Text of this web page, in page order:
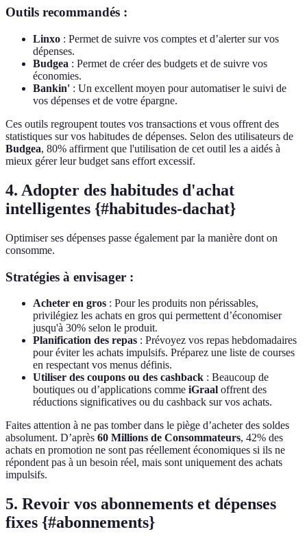
Outils recommandés :
Linxo : Permet de suivre vos comptes et d’alerter sur vos
dépenses.
Budgea : Permet de créer des budgets et de suivre vos
économies.
Bankin' : Un excellent moyen pour automatiser le suivi de
vos dépenses et de votre épargne.
Ces outils regroupent toutes vos transactions et vous offrent des
statistiques sur vos habitudes de dépenses. Selon des utilisateurs de
Budgea, 80% affirment que l'utilisation de cet outil les a aidés à
mieux gérer leur budget sans effort excessif.
4. Adopter des habitudes d'achat
intelligentes {#habitudes-dachat}
Optimiser ses dépenses passe également par la manière dont on
consomme.
Stratégies à envisager :
Acheter en gros : Pour les produits non périssables,
privilégiez les achats en gros qui permettent d’économiser
jusqu'à 30% selon le produit.
Planification des repas : Prévoyez vos repas hebdomadaires
pour éviter les achats impulsifs. Préparez une liste de courses
en respectant vos menus définis.
Utiliser des coupons ou des cashback : Beaucoup de
boutiques ou d’applications comme iGraal offrent des
réductions significatives ou du cashback sur vos achats.
Faites attention à ne pas tomber dans le piège d’acheter des soldes
absolument. D’après 60 Millions de Consommateurs, 42% des
achats en promotion ne sont pas réellement économiques si ils ne
répondent pas à un besoin réel, mais sont uniquement des achats
impulsifs.
5. Revoir vos abonnements et dépenses
fixes {#abonnements}